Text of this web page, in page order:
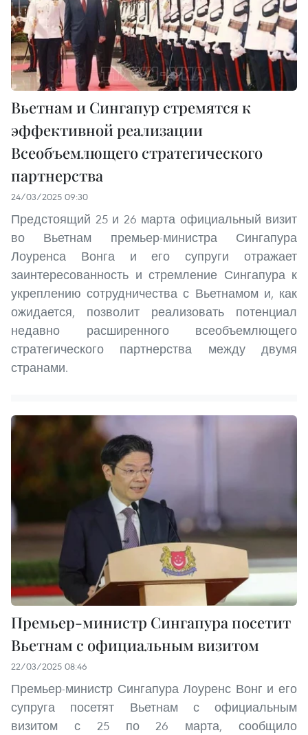
Вьетнам и Сингапур стремятся к
эффективной реализации
Всеобъемлющего стратегического
партнерства
24/03/2025 09:30
Предстоящий 25 и 26 марта официальный визит
во Вьетнам премьер-министра Сингапура
Лоуренса Вонга и его супруги отражает
заинтересованность и стремление Сингапура к
укреплению сотрудничества с Вьетнамом и, как
ожидается, позволит реализовать потенциал
недавно расширенного всеобъемлющего
стратегического партнерства между двумя
странами.
Премьер-министр Сингапура посетит
Вьетнам с официальным визитом
22/03/2025 08:46
Премьер-министр Сингапура Лоуренс Вонг и его
супруга посетят Вьетнам с официальным
визитом с 25 по 26 марта, сообщило